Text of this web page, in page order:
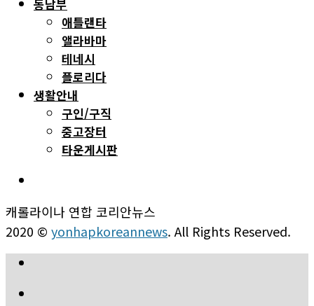
동남부
애틀랜타
앨라바마
테네시
플로리다
생활안내
구인/구직
중고장터
타운게시판
캐롤라이나 연합 코리안뉴스
2020 © yonhapkoreannews. All Rights Reserved.